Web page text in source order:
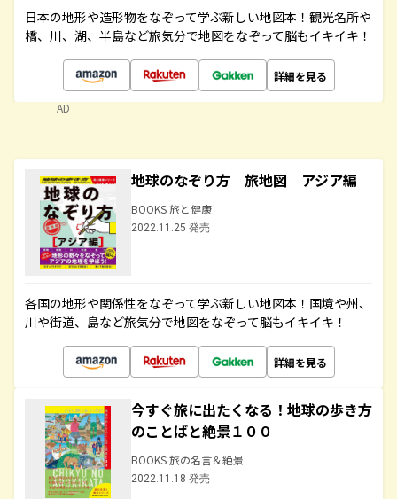
日本の地形や造形物をなぞって学ぶ新しい地図本！観光名所や
橋、川、湖、半島など旅気分で地図をなぞって脳もイキイキ！
詳細を見る
AD
地球のなぞり方 旅地図 アジア編
BOOKS 旅と健康
2022.11.25 発売
各国の地形や関係性をなぞって学ぶ新しい地図本！国境や州、
川や街道、島など旅気分で地図をなぞって脳もイキイキ！
詳細を見る
今すぐ旅に出たくなる！地球の歩き方
のことばと絶景１００
BOOKS 旅の名言＆絶景
2022.11.18 発売